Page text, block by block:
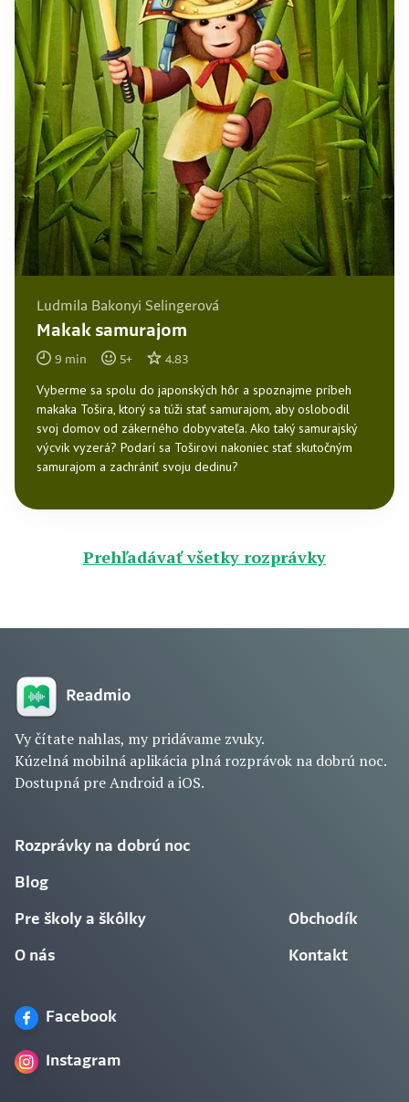
Ludmila Bakonyi Selingerová
Makak samurajom
9 min 5+ 4.83
Vyberme sa spolu do japonských hôr a spoznajme príbeh
makaka Tošira, ktorý sa túži stať samurajom, aby oslobodil
svoj domov od zákerného dobyvateľa. Ako taký samurajský
výcvik vyzerá? Podarí sa Toširovi nakoniec stať skutočným
samurajom a zachrániť svoju dedinu?
Prehľadávať všetky rozprávky
Vy čítate nahlas, my pridávame zvuky.
Kúzelná mobilná aplikácia plná rozprávok na dobrú noc.
Dostupná pre Android a iOS.
Rozprávky na dobrú noc
Blog
Pre školy a škôlky
O nás
Obchodík
Kontakt
Facebook
Instagram